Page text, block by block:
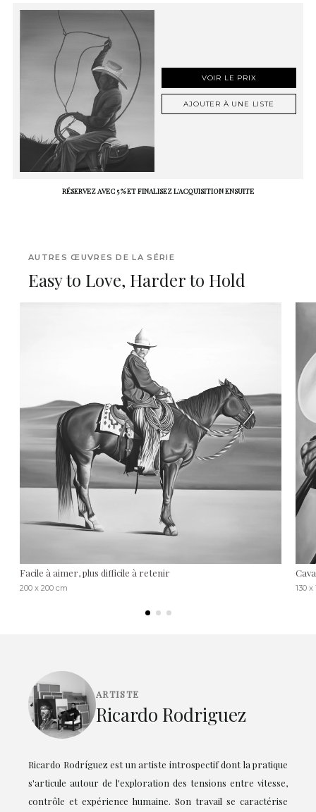
VOIR LE PRIX
AJOUTER À UNE LISTE
RÉSERVEZ AVEC 5 % ET FINALISEZ L'ACQUISITION ENSUITE
AUTRES ŒUVRES DE LA SÉRIE
Easy to Love, Harder to Hold
Facile à aimer, plus difficile à retenir
200 x 200 cm 130 x
ARTISTE
Ricardo Rodriguez
Ricardo Rodríguez est un artiste introspectif dont la pratique
s'articule autour de l'exploration des tensions entre vitesse,
contrôle et expérience humaine. Son travail se caractérise